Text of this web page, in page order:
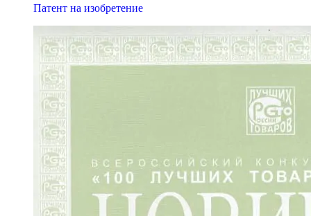
Патент на изобретение